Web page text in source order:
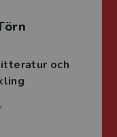
och